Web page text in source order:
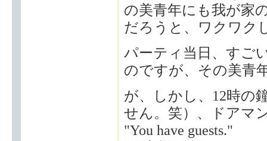
の美青年にも我が家
だろうと、ワクワク
パーティ当日、すご
のですが、その美青
が、しかし、12時の
せん。笑）、ドアマ
"You have guests."